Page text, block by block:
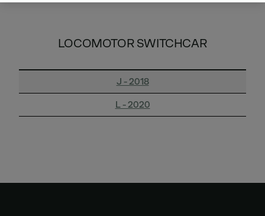
LOCOMOTOR SWITCHCAR
J - 2018
L - 2020